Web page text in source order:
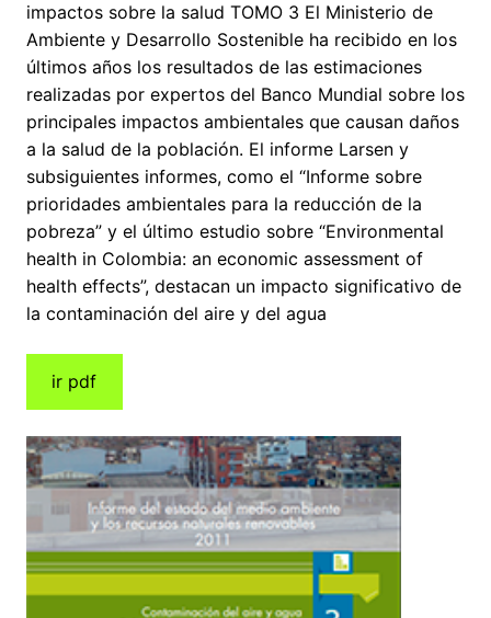
impactos sobre la salud TOMO 3 El Ministerio de
Ambiente y Desarrollo Sostenible ha recibido en los
últimos años los resultados de las estimaciones
realizadas por expertos del Banco Mundial sobre los
principales impactos ambientales que causan daños
a la salud de la población. El informe Larsen y
subsiguientes informes, como el “Informe sobre
prioridades ambientales para la reducción de la
pobreza” y el último estudio sobre “Environmental
health in Colombia: an economic assessment of
health effects”, destacan un impacto significativo de
la contaminación del aire y del agua
ir pdf